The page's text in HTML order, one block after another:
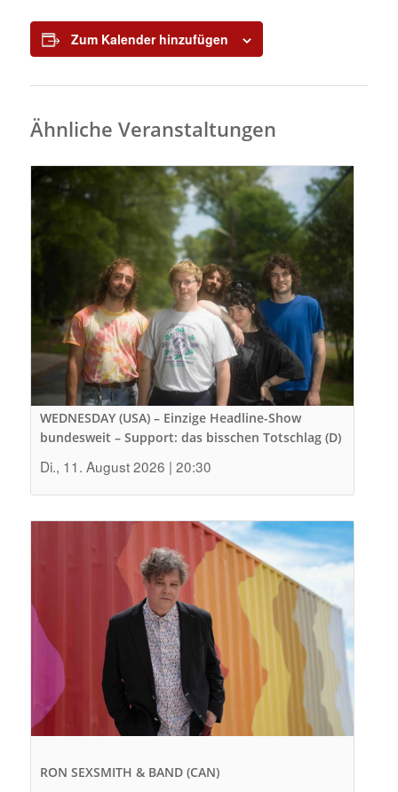
Zum Kalender hinzufügen
Ähnliche Veranstaltungen
WEDNESDAY (USA) – Einzige Headline-Show
bundesweit – Support: das bisschen Totschlag (D)
Di., 11. August 2026 | 20:30
RON SEXSMITH & BAND (CAN)